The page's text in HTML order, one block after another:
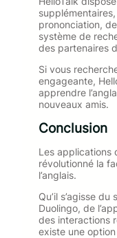
prononciation,
système de
des partenaires
Si vous
engageante,
apprendre
nouveaux amis.
Conclusion
Les applications
révolutionné la
l’anglais.
Qu’il s’agisse
Duolingo, de
des interactions
existe une